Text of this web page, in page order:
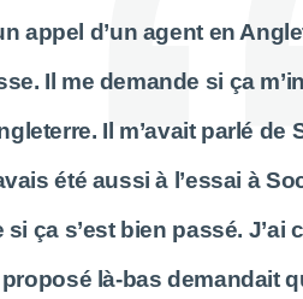
appel d’un agent en
Il me demande si ça
Il m’avait parlé de
été aussi à l’essai à
ça s’est bien passé. J’ai
proposé là-bas demandait